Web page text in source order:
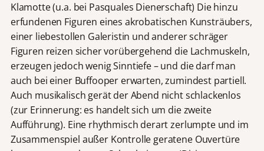
Klamotte (u.a. bei Pasquales Dienerschaft) Die hinzu
erfundenen Figuren eines akrobatischen Kunsträubers,
einer liebestollen Galeristin und anderer schräger
Figuren reizen sicher vorübergehend die Lachmuskeln,
erzeugen jedoch wenig Sinntiefe – und die darf man
auch bei einer Buffooper erwarten, zumindest partiell.
Auch musikalisch gerät der Abend nicht schlackenlos
(zur Erinnerung: es handelt sich um die zweite
Aufführung). Eine rhythmisch derart zerlumpte und im
Zusammenspiel außer Kontrolle geratene Ouvertüre